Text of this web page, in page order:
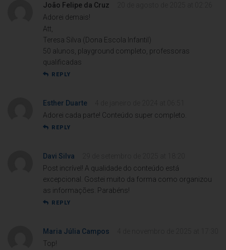
João Felipe da Cruz
Adorei demais!
Att,
Teresa Silva (Dona Escola Infantil)
50 alunos, playground completo, professoras
qualificadas
REPLY
Esther Duarte
Adorei cada parte! Conteúdo super completo.
REPLY
Davi Silva
Post incrível! A qualidade do conteúdo está
excepcional. Gostei muito da forma como organizou
as informações. Parabéns!
REPLY
Maria Júlia Campos
Top!